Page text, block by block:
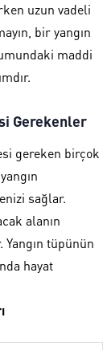
uzun vadeli
bir yangın
maddi
Gerekenler
gereken birçok
sağlar.
alanın
tüpünün
hayat